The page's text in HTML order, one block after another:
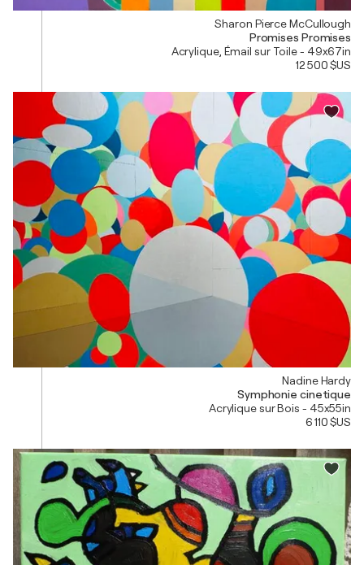
Sharon Pierce McCullough
Promises Promises
Acrylique, Émail sur Toile - 49x67in
12 500 $US
Nadine Hardy
Symphonie cinetique
Acrylique sur Bois - 45x55in
6 110 $US